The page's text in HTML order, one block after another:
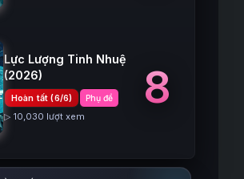
Lực Lượng Tinh Nhuệ
(2026)
Hoàn tất (6/6) Phụ đề
▷ 10,030 lượt xem
8